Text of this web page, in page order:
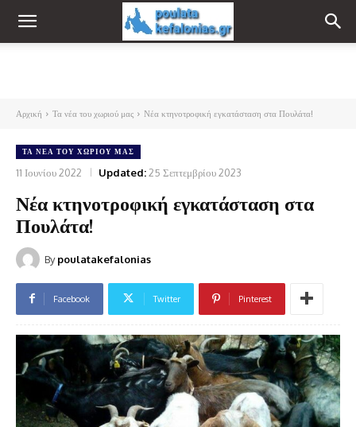
Αρχική Τα νέα του χωριού μας Νέα κτηνοτροφική εγκατάσταση στα Πουλάτα!
ΤΑ ΝΈΑ ΤΟΥ ΧΩΡΙΟΎ ΜΑΣ
11 Ιουνίου 2022 Updated:25 Σεπτεμβρίου 2023
Νέα κτηνοτροφική εγκατάσταση στα
Πουλάτα!
By poulatakefalonias
Facebook Twitter Pinterest